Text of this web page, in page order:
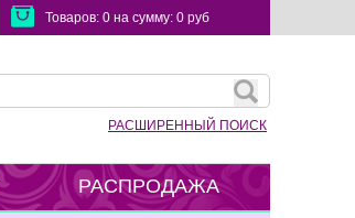
Товаров: 0 на сумму: 0 руб
РАСШИРЕННЫЙ ПОИСК
РАСПРОДАЖА